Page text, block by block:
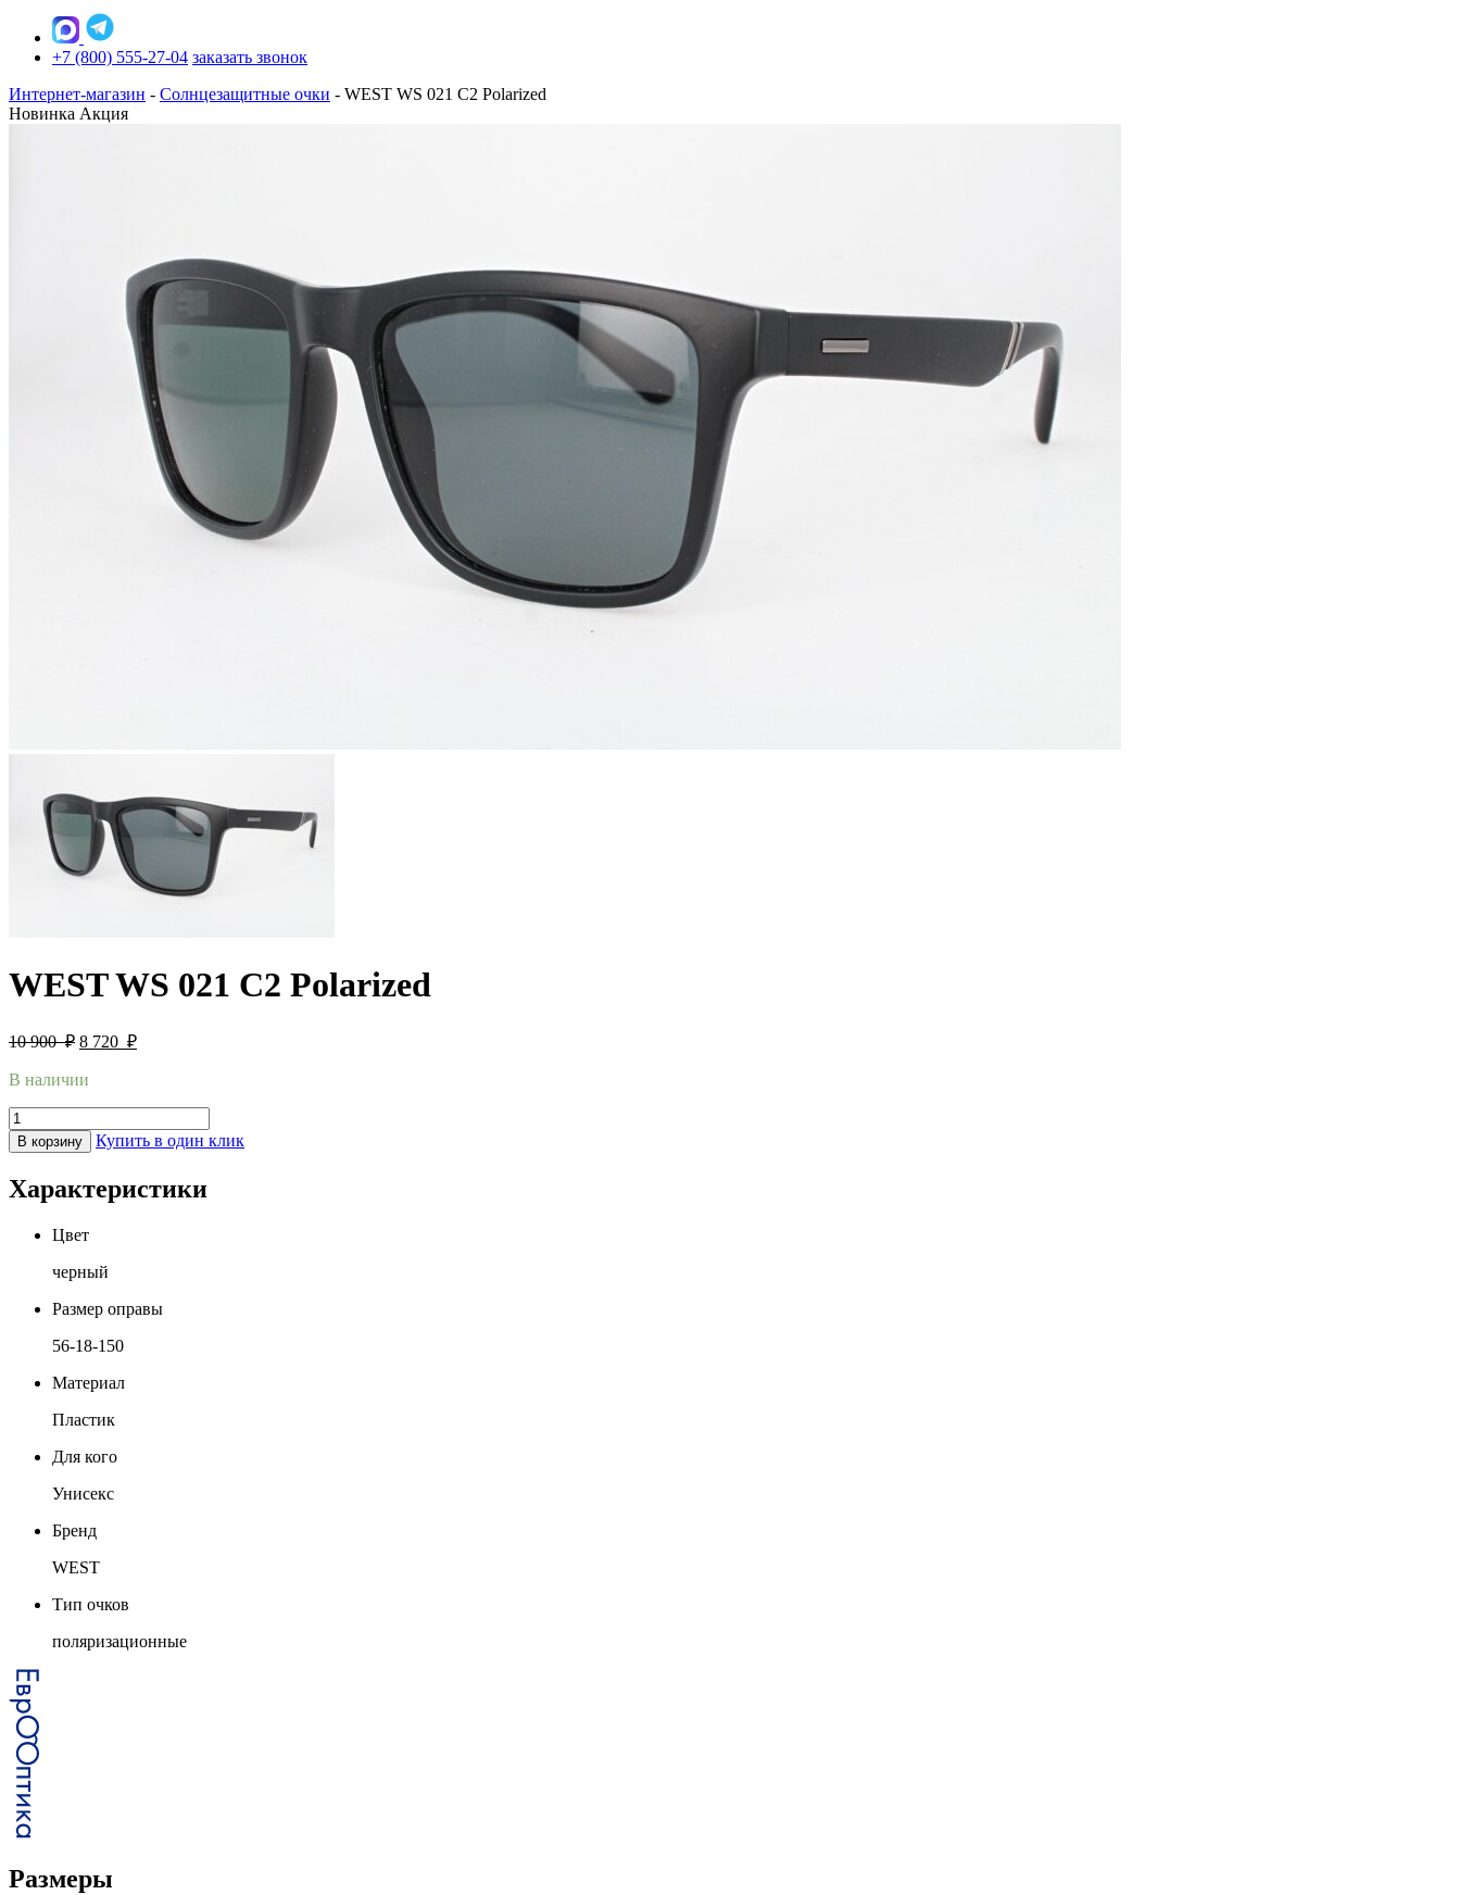
+7 (800) 555-27-04 заказать звонок
Интернет-магазин - Солнцезащитные очки - WEST WS 021 C2 Polarized
Новинка Акция
WEST WS 021 C2 Polarized
10 900₽ 8 720 ₽
В наличии
В корзину Купить в один клик
Характеристики
Цвет
черный
Размер оправы
56-18-150
Материал
Пластик
Для кого
Унисекс
Бренд
WEST
Тип очков
поляризационные
Размеры